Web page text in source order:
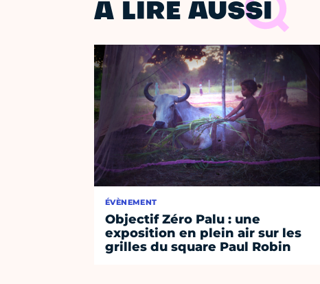
À LIRE AUSSI
ÉVÈNEMENT
Objectif Zéro Palu : une
exposition en plein air sur les
grilles du square Paul Robin